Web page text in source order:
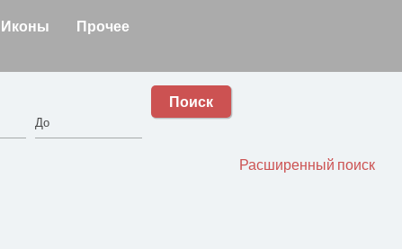
Иконы Прочее
Поиск
Расширенный поиск